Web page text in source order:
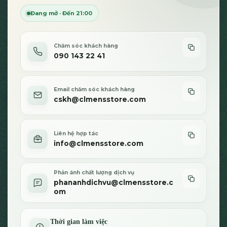
Đang mở · Đến 21:00
Chăm sóc khách hàng
090 143 22 41
Email chăm sóc khách hàng
cskh@clmensstore.com
Liên hệ hợp tác
info@clmensstore.com
Phản ánh chất lượng dịch vụ
phananhdichvu@clmensstore.c
om
Thời gian làm việc